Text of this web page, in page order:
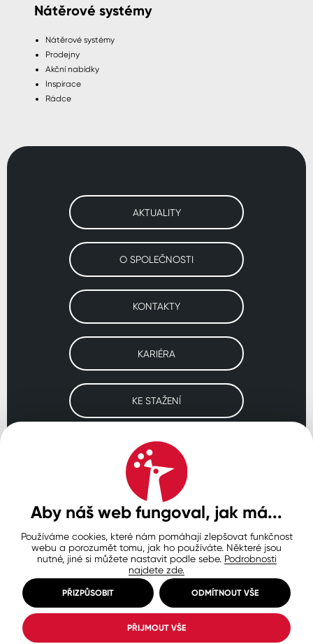
Nátěrové systémy
Nátěrové systémy
Prodejny
Akční nabídky
Inspirace
Rádce
AKTUALITY
O SPOLEČNOSTI
KONTAKTY
KARIÉRA
KE STAŽENÍ
Navštivte naše pobočky
SLOVENSKO POLSKO
Ochrana osobních údajů
Zásady používání souborů cookie
Nastavení cookies
© Copyright 2026 COLORLAK
Created by inCUBE
Aby náš web fungoval, jak má...
Používáme cookies, které nám pomáhají zlepšovat funkčnost
webu a porozumět tomu, jak ho používáte. Některé jsou
nutné, jiné si můžete nastavit podle sebe. Podrobnosti
najdete zde.
PŘIZPŮSOBIT ODMÍTNOUT VŠE
PŘIJMOUT VŠE